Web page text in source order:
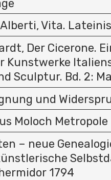
Vita.
Der Cicerone.
Kunstwerke
Sculptur. Bd. 2:
und
Moloch Metropole
– neue
1794